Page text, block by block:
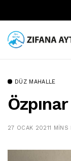
DÜZ MAHALLE
27 OCAK 20211 MINS